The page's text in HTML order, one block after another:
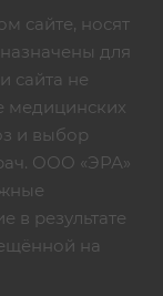
сайте, носят
для
сайта не
медицинских
и выбор
ООО «ЭРА»
в результате
на